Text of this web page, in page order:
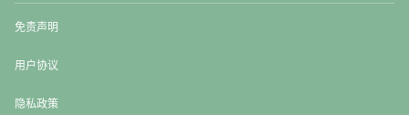
免责声明
用户协议
隐私政策